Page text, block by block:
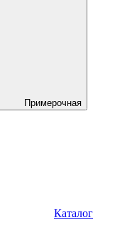
Примерочная
Каталог